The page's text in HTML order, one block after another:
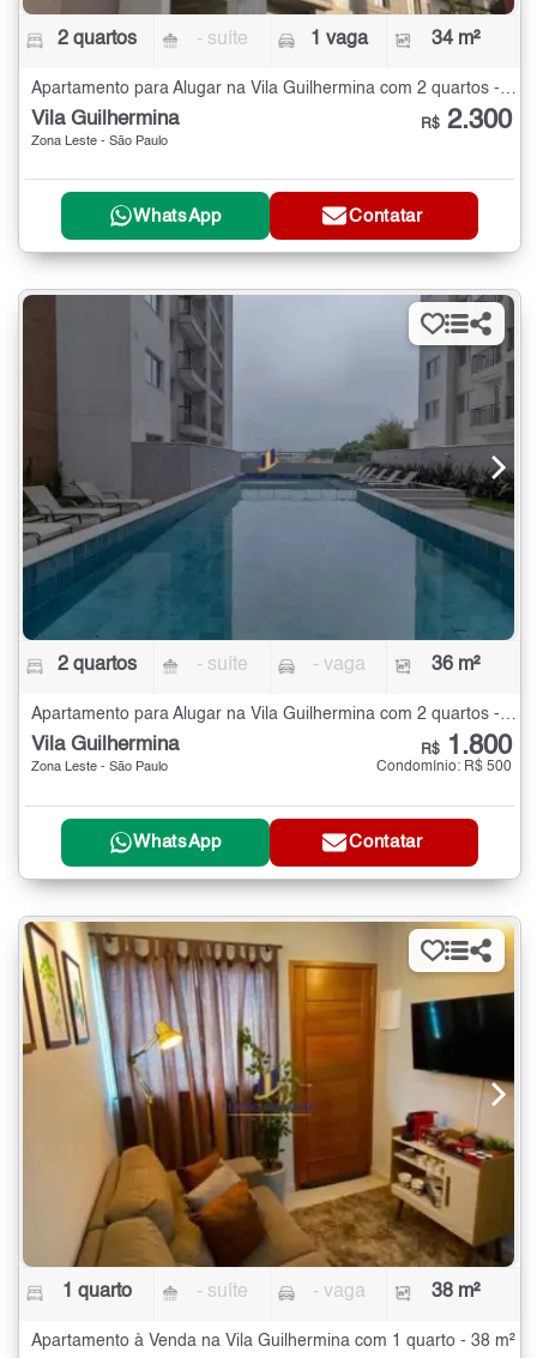
2 quartos - suíte 1 vaga 34 m²
Apartamento para Alugar na Vila Guilhermina com 2 quartos - 34 m²
Vila Guilhermina
Zona Leste - São Paulo
R$ 2.300
WhatsApp Contatar
2 quartos - suíte - vaga 36 m²
Apartamento para Alugar na Vila Guilhermina com 2 quartos - 36 m²
Vila Guilhermina
Zona Leste - São Paulo
R$ 1.800
Condomínio: R$ 500
WhatsApp Contatar
1 quarto - suíte - vaga 38 m²
Apartamento à Venda na Vila Guilhermina com 1 quarto - 38 m²